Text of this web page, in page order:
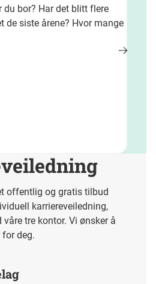
du bor? Har det blitt flere
siste årene? Hvor mange
offentlig og gratis tilbud
karriereveiledning,
tre kontor. Vi ønsker å
deg.